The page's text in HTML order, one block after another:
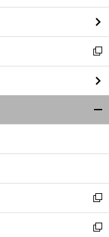
へ ウ
で
開
く
新
し
い
ウ
ィ
ン
ウ
開
く
新
し
い
新